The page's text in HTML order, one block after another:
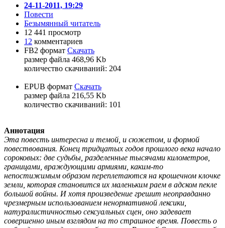
24-11-2011, 19:29
Повести
Безымянный читатель
12 441 просмотр
12 комментариев
FB2 формат Скачать
размер файла 468,96 Kb
количество cкачиваний: 204
EPUB формат Скачать
размер файла 216,55 Kb
количество cкачиваний: 101
Аннотация
Эта повесть интересна и темой, и сюжетом, и формой
повествования. Конец тридцатых годов прошлого века начало
сороковых: две судьбы, разделенные тысячами километров,
границами, враждующими армиями, каким-то
непостижимым образом переплетаются на крошечном клочке
земли, которая становится их маленьким раем в адском пекле
большой войны. И хотя произведение грешит неоправданно
чрезмерным использованием ненормативной лексики,
натуралистичностью сексуальных сцен, оно задевает
совершенно иным взглядом на то страшное время. Повесть о